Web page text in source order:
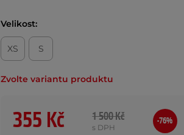
Velikost:
XS S
Zvolte variantu produktu
355 Kč 1 500 Kč
s DPH
-76%